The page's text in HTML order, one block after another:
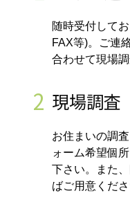
随時受付して
FAX等)。ご連
合わせて現場
2 現場調査
お住まいの調
ォーム希望個
下さい。また
ばご用意くださ